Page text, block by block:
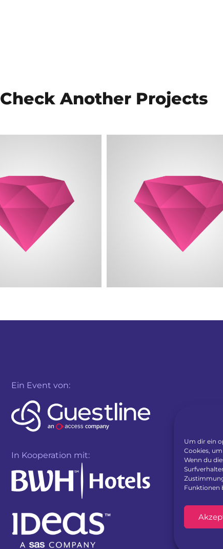
Um dir ein
Cookies,
Wenn du
Funktionen
Check Another Projects
Ein Event von:
In Kooperation mit: